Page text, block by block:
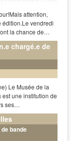
attention,
édition.Le vendredi
la chance de…
chargé.e de
Le Musée de la
une institution de
ses…
bande